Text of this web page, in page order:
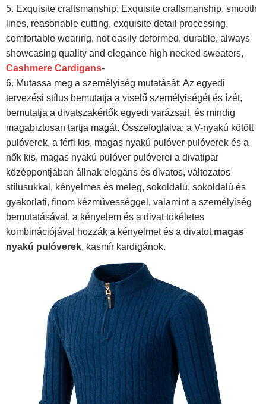
5. Exquisite craftsmanship: Exquisite craftsmanship, smooth
lines, reasonable cutting, exquisite detail processing,
comfortable wearing, not easily deformed, durable, always
showcasing quality and elegance high necked sweaters,
Cashmere Cardigans-
6. Mutassa meg a személyiség mutatását: Az egyedi
tervezési stílus bemutatja a viselő személyiségét és ízét,
bemutatja a divatszakértők egyedi varázsait, és mindig
magabiztosan tartja magát. Összefoglalva: a V-nyakú kötött
pulóverek, a férfi kis, magas nyakú pulóver pulóverek és a
nők kis, magas nyakú pulóver pulóverei a divatipar
középpontjában állnak elegáns és divatos, változatos
stílusukkal, kényelmes és meleg, sokoldalú, sokoldalú és
gyakorlati, finom kézművességgel, valamint a személyiség
bemutatásával, a kényelem és a divat tökéletes
kombinációjával hozzák a kényelmet és a divatot.magas
nyakú pulóverek, kasmír kardigánok.